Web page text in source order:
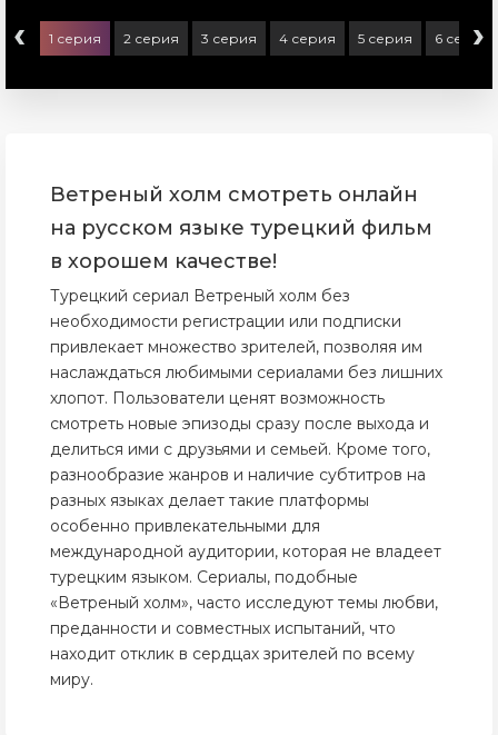
‹ 1 серия 2 серия 3 серия 4 серия 5 серия 6 серия
›
Ветреный холм смотреть онлайн
на русском языке турецкий фильм
в хорошем качестве!
Турецкий сериал Ветреный холм без
необходимости регистрации или подписки
привлекает множество зрителей, позволяя им
наслаждаться любимыми сериалами без лишних
хлопот. Пользователи ценят возможность
смотреть новые эпизоды сразу после выхода и
делиться ими с друзьями и семьей. Кроме того,
разнообразие жанров и наличие субтитров на
разных языках делает такие платформы
особенно привлекательными для
международной аудитории, которая не владеет
турецким языком. Сериалы, подобные
«Ветреный холм», часто исследуют темы любви,
преданности и совместных испытаний, что
находит отклик в сердцах зрителей по всему
миру.